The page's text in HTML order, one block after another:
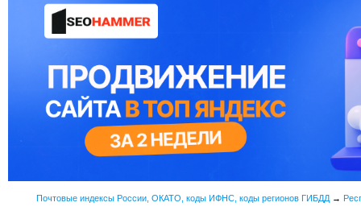
Почтовые индексы России, ОКАТО, коды ИФНС, коды регионов ГИБДД →